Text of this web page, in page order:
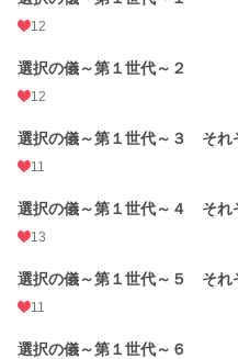
12
選択の儀～第１世代～２
12
選択の儀～第１世代～３ それ
11
選択の儀～第１世代～４ それ
13
選択の儀～第１世代～５ それ
11
選択の儀～第１世代～６